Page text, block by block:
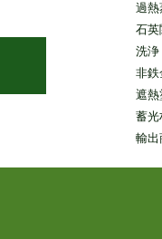
過熱
石英
洗浄
非鉄
遮熱
蓄光
輸出